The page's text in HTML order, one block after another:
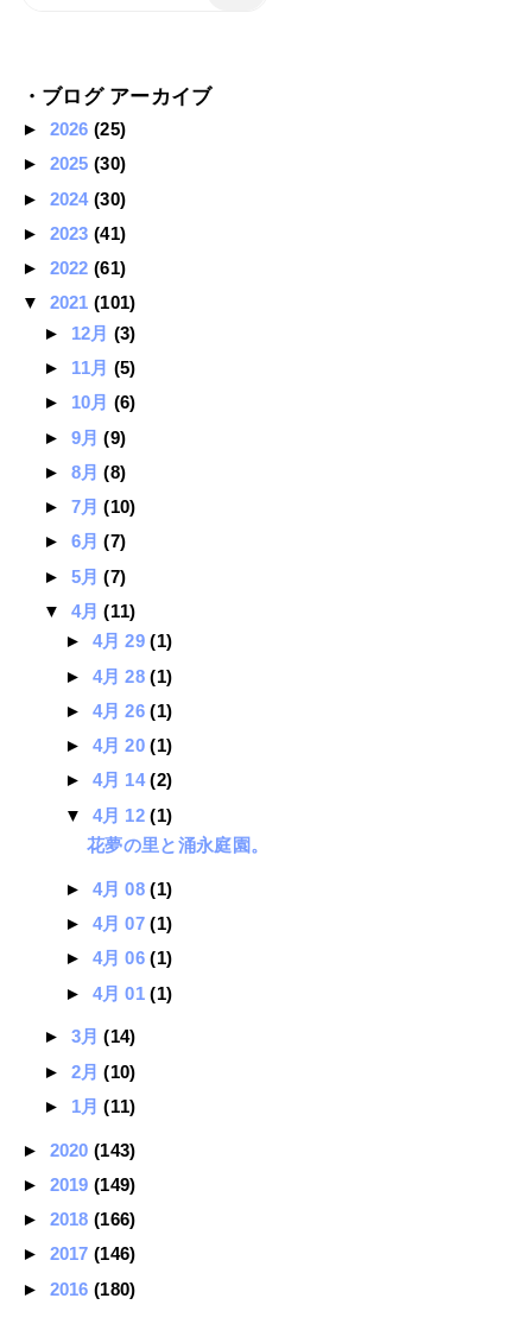
・ブログ アーカイブ
► 2026(25)
► 2025(30)
► 2024(30)
► 2023(41)
► 2022(61)
▼ 2021(101)
► 12月 (3)
► 11月 (5)
► 10月 (6)
► 9月(9)
► 8月(8)
► 7月(10)
► 6月(7)
► 5月(7)
▼ 4月(11)
► 4月 29(1)
► 4月 28(1)
► 4月 26(1)
► 4月 20(1)
► 4月 14(2)
▼ 4月 12(1)
花夢の里と涌永庭園。
► 4月 08(1)
► 4月 07(1)
► 4月 06(1)
► 4月 01(1)
► 3月(14)
► 2月(10)
► 1月(11)
► 2020(143)
► 2019(149)
► 2018(166)
► 2017(146)
► 2016(180)